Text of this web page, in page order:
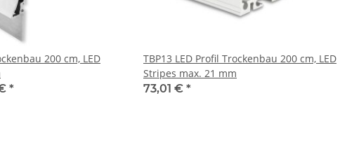
200 cm, LED
*
TBP13 LED Profil Trockenbau 200 cm, LED
Stripes max. 21 mm
73,01 € *